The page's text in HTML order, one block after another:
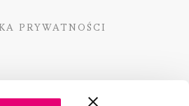
PRYWATNOŚCI